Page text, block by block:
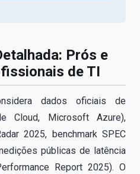
Prós e
de TI
dados oficiais de
Cloud, Microsoft Azure),
2025, benchmark SPEC
públicas de latência
Report 2025). O